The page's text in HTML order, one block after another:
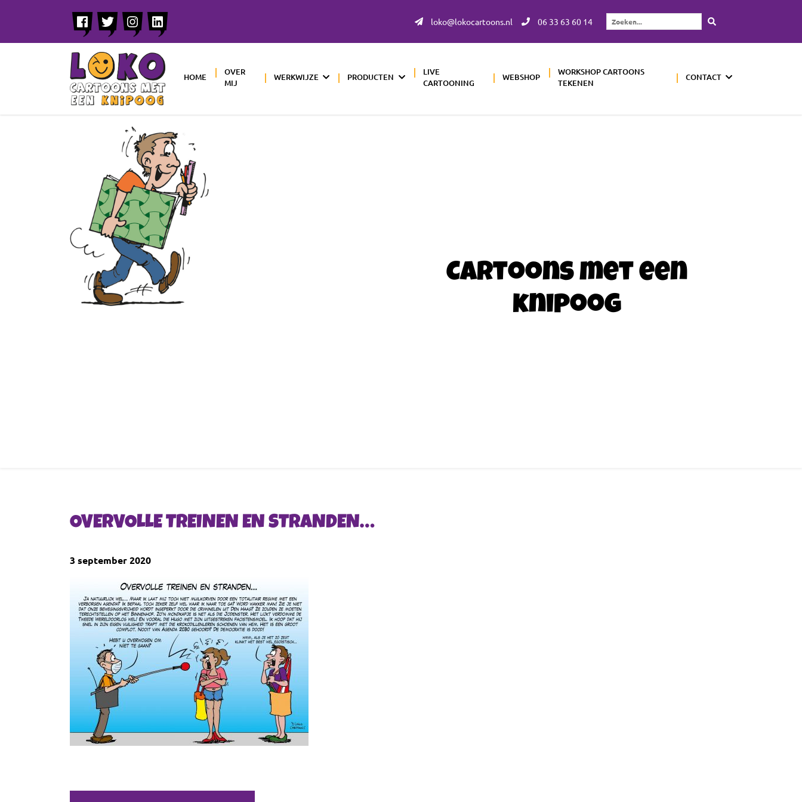
loko@lokocartoons.nl 06 33 63 60 14
Zoeken...
HOME
OVER
MIJ
WERKWIJZE PRODUCTEN
LIVE
CARTOONING
WEBSHOP
WORKSHOP CARTOONS
TEKENEN
CONTACT
Cartoons met een
knipoog
OVERVOLLE TREINEN EN STRANDEN…
3 september 2020